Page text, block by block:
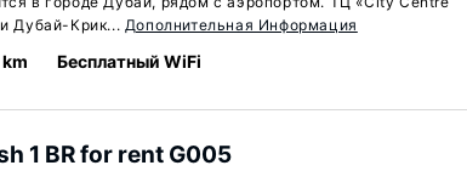
Дубай-Крик... Дополнительная Информация
km Бесплатный WiFi
1 BR for rent G005